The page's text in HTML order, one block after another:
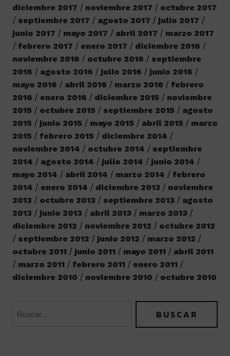
diciembre 2017
noviembre 2017
octubre 2017
septiembre 2017
agosto 2017
julio 2017
junio 2017
mayo 2017 abril 2017
marzo 2017
febrero 2017
enero 2017
diciembre 2016
noviembre 2016
octubre 2016
septiembre
2016
agosto 2016 julio 2016
junio 2016
mayo 2016
abril 2016 marzo 2016
febrero
2016
enero 2016 diciembre 2015
noviembre
2015
octubre 2015 septiembre 2015
agosto
2015
junio 2015 mayo 2015 abril 2015
marzo
2015
febrero 2015
diciembre 2014
noviembre 2014
octubre 2014
septiembre
2014
agosto 2014 julio 2014
junio 2014
mayo 2014
abril 2014 marzo 2014
febrero
2014
enero 2014 diciembre 2013
noviembre
2013
octubre 2013 septiembre 2013
agosto
2013
junio 2013 abril 2013
marzo 2013
diciembre 2012
noviembre 2012
octubre 2012
septiembre 2012
junio 2012
marzo 2012
octubre 2011
junio 2011 mayo 2011
abril 2011
marzo 2011
febrero 2011
enero 2011
diciembre 2010
noviembre 2010 octubre 2010